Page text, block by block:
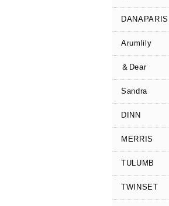
DANAPARIS
Arumlily
＆Dear
Sandra
DINN
MERRIS
TULUMB
TWINSET